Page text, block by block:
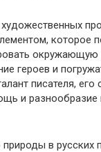
которое
окружающую
героев и
писателя, его
и
в русских